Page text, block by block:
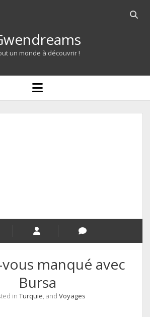
Open
un monde à découvrir !
open
menu
vous manqué avec
Bursa
in Turquie, and Voyages